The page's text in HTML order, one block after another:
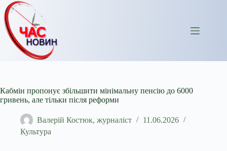
Перейти
до
вмісту
Кабмін пропонує збільшити мінімальну пенсію до 6000
гривень, але тільки після реформи
Валерій Костюк, журналіст
11.06.2026
Культура